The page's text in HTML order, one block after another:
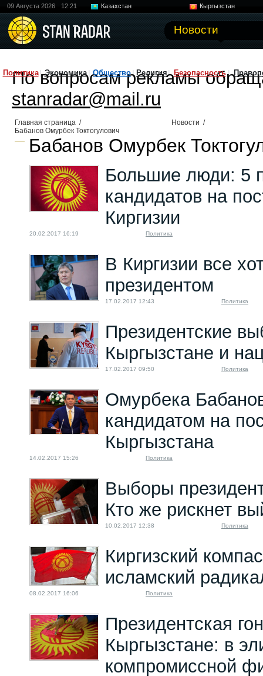
09 Августа 2026 12:21 Казахстан
Кыргызстан
Новости
Политика Экономика Общество Религия Безопасность
По вопросам рекламы
stanradar@mail.ru
Главная страница / Новости /
Бабанов Омурбек Токтогулович
Бабанов Омурбек
Большие люди: 5
кандидатов на
Киргизии
20.02.2017 16:19 Политика
В Киргизии все
президентом
17.02.2017 12:43 Политика
Президентские
Кыргызстане и
17.02.2017 09:50 Политика
Омурбека
кандидатом на
Кыргызстана
14.02.2017 15:26 Политика
Выборы
Кто же рискнет
10.02.2017 12:38 Политика
Киргизский
исламский
08.02.2017 16:06 Политика
Президентская
Кыргызстане: в
компромиссной